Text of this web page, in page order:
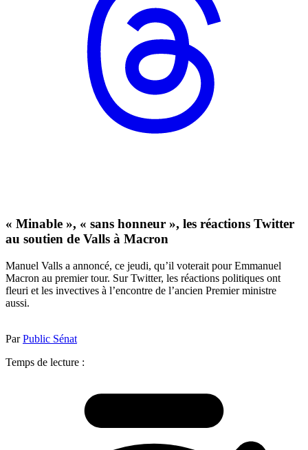
« Minable », « sans honneur », les réactions Twitter
au soutien de Valls à Macron
Manuel Valls a annoncé, ce jeudi, qu’il voterait pour Emmanuel
Macron au premier tour. Sur Twitter, les réactions politiques ont
fleuri et les invectives à l’encontre de l’ancien Premier ministre
aussi.
ParPublic Sénat
Temps de lecture :